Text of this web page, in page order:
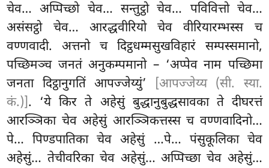
चेव… अप्पिच्छो चेव… सन्तुट्ठो चेव… पविवित्तो चेव…
असंसट्ठो चेव… आरद्धवीरियो चेव वीरियारम्भस्स च
वण्णवादी. अत्तनो च दिट्ठधम्मसुखविहारं सम्पस्समानो,
पच्छिमञ्च जनतं अनुकम्पमानो – ‘अप्पेव नाम पच्छिमा
जनता दिट्ठानुगतिं आपज्जेय्युं’
[आपज्जेय्य (सी. स्या.
कं.)] . ‘ये किर ते अहेसुं बुद्धानुबुद्धसावका ते दीघरत्तं
आरञ्ञिका चेव अहेसुं आरञ्ञिकत्तस्स च वण्णवादिनो…
पे… पिण्डपातिका चेव अहेसुं …पे… पंसुकूलिका चेव
अहेसुं… तेचीवरिका चेव अहेसुं… अप्पिच्छा चेव अहेसुं…